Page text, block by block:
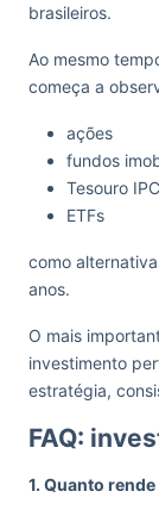
brasileiros.
Ao mesmo
começa a
ações
fundos
Tesouro
ETFs
como
anos.
O mais
investimento
estratégia,
FAQ:
1. Quanto